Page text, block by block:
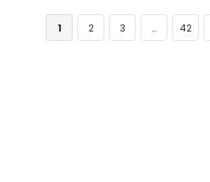
1 2 3 … 42